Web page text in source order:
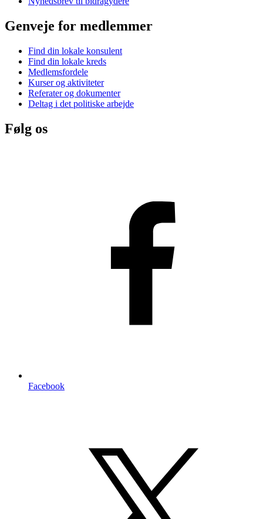
Genveje for medlemmer
Find din lokale konsulent
Find din lokale kreds
Medlemsfordele
Kurser og aktiviteter
Referater og dokumenter
Deltag i det politiske arbejde
Følg os
Facebook